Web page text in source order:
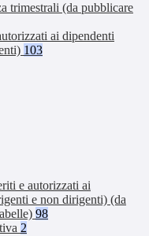
trimestrali (da pubblicare
ai dipendenti
103
e autorizzati ai
e non dirigenti) (da
98
2